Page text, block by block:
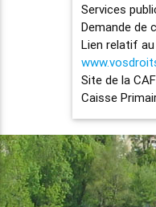
Services
Demande de
Lien relatif
Site de la
Caisse